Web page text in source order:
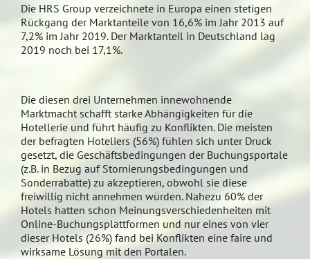
Die HRS Group verzeichnete in Europa einen stetigen
Rückgang der Marktanteile von 16,6% im Jahr 2013 auf
7,2% im Jahr 2019. Der Marktanteil in Deutschland lag
2019 noch bei 17,1%.
Die diesen drei Unternehmen innewohnende
Marktmacht schafft starke Abhängigkeiten für die
Hotellerie und führt häufig zu Konflikten. Die meisten
der befragten Hoteliers (56%) fühlen sich unter Druck
gesetzt, die Geschäftsbedingungen der Buchungsportale
(z.B. in Bezug auf Stornierungsbedingungen und
Sonderrabatte) zu akzeptieren, obwohl sie diese
freiwillig nicht annehmen würden. Nahezu 60% der
Hotels hatten schon Meinungsverschiedenheiten mit
Online-Buchungsplattformen und nur eines von vier
dieser Hotels (26%) fand bei Konflikten eine faire und
wirksame Lösung mit den Portalen.